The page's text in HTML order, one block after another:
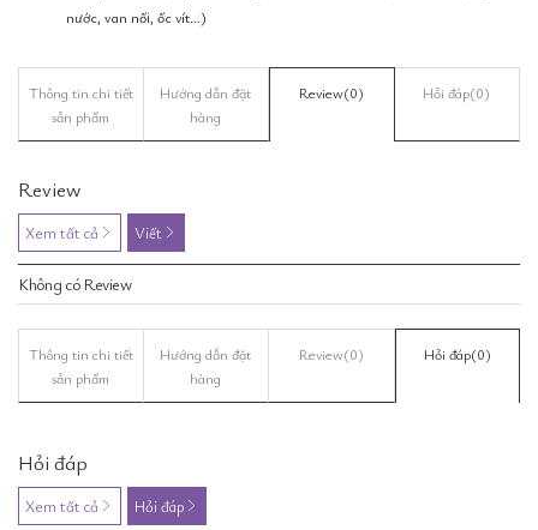
nước, van nối, ốc vít…)
Thông tin chi tiết
sản phẩm
Hướng dẫn đặt
hàng
Review(0) Hỏi đáp(0)
Review
Xem tất cả Viết
Không có Review
Thông tin chi tiết
sản phẩm
Hướng dẫn đặt
hàng
Review(0) Hỏi đáp(0)
Hỏi đáp
Xem tất cả Hỏi đáp